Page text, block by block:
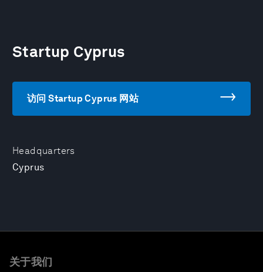
Headquarters
Cyprus
Startup Cyprus
访问 Startup Cyprus 网站
关于我们